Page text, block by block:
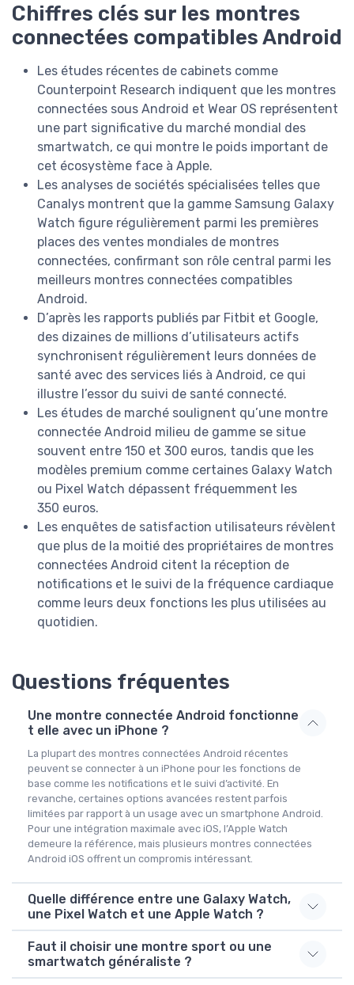
Chiffres clés sur les montres
connectées compatibles Android
Les études récentes de cabinets comme
Counterpoint Research indiquent que les montres
connectées sous Android et Wear OS représentent
une part significative du marché mondial des
smartwatch, ce qui montre le poids important de
cet écosystème face à Apple.
Les analyses de sociétés spécialisées telles que
Canalys montrent que la gamme Samsung Galaxy
Watch figure régulièrement parmi les premières
places des ventes mondiales de montres
connectées, confirmant son rôle central parmi les
meilleurs montres connectées compatibles
Android.
D’après les rapports publiés par Fitbit et Google,
des dizaines de millions d’utilisateurs actifs
synchronisent régulièrement leurs données de
santé avec des services liés à Android, ce qui
illustre l’essor du suivi de santé connecté.
Les études de marché soulignent qu’une montre
connectée Android milieu de gamme se situe
souvent entre 150 et 300 euros, tandis que les
modèles premium comme certaines Galaxy Watch
ou Pixel Watch dépassent fréquemment les
350 euros.
Les enquêtes de satisfaction utilisateurs révèlent
que plus de la moitié des propriétaires de montres
connectées Android citent la réception de
notifications et le suivi de la fréquence cardiaque
comme leurs deux fonctions les plus utilisées au
quotidien.
Questions fréquentes
Une montre connectée Android fonctionne
t elle avec un iPhone ?
La plupart des montres connectées Android récentes
peuvent se connecter à un iPhone pour les fonctions de
base comme les notifications et le suivi d’activité. En
revanche, certaines options avancées restent parfois
limitées par rapport à un usage avec un smartphone Android.
Pour une intégration maximale avec iOS, l’Apple Watch
demeure la référence, mais plusieurs montres connectées
Android iOS offrent un compromis intéressant.
Quelle différence entre une Galaxy Watch,
une Pixel Watch et une Apple Watch ?
Faut il choisir une montre sport ou une
smartwatch généraliste ?